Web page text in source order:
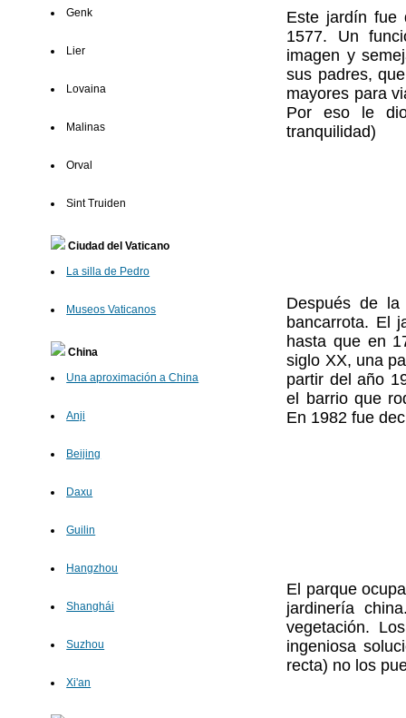
Genk
Lier
Lovaina
Malinas
Orval
Sint Truiden
Ciudad del Vaticano
La silla de Pedro
Museos Vaticanos
China
Una aproximación a China
Anji
Beijing
Daxu
Guilin
Hangzhou
Shanghái
Suzhou
Xi'an
Este jardín fue
1577. Un
imagen y
sus padres,
mayores para
Por eso le
tranquilidad)
Después de
bancarrota. El
hasta que en
siglo XX, una
partir del año
el barrio que
En 1982 fue
El parque
jardinería
vegetación.
ingeniosa
recta) no los